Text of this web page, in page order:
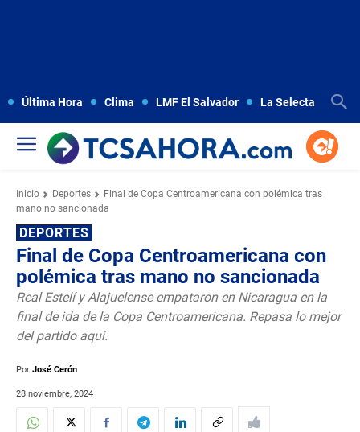
Última Hora Clima LMF El Salvador La Selecta
Inicio Deportes
Final de Copa Centroamericana con polémica tras
mano no sancionada
DEPORTES
Final de Copa Centroamericana con
polémica tras mano no sancionada
Real Estelí y Alajuelense empataron en Nicaragua en la
final de ida de la Copa Centroamericana. Repasa lo mejor
del partido aquí.
Por José Cerón
28 noviembre, 2024